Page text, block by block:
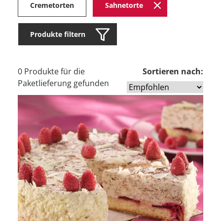
Cremetorten Sahnetorte
Produkte filtern
0 Produkte für die
Paketlieferung gefunden
Sortieren nach: